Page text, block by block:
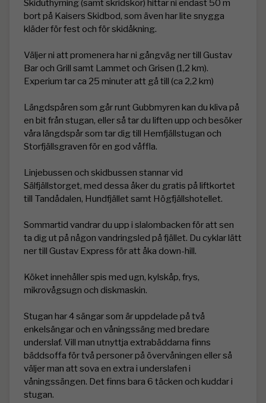
Skiduthyrning (samt skridskor) hittar ni endast 50 m
bort på Kaisers Skidbod, som även har lite snygga
kläder för fest och för skidåkning.
Väljer ni att promenera har ni gångväg ner till Gustav
Bar och Grill samt Lammet och Grisen (1,2 km).
Experium tar ca 25 minuter att gå till (ca 2,2 km)
Längdspåren som går runt Gubbmyren kan du kliva på
en bit från stugan, eller så tar du liften upp och besöker
våra längdspår som tar dig till Hemfjällstugan och
Storfjällsgraven för en god våffla.
Linjebussen och skidbussen stannar vid
Sälfjällstorget, med dessa åker du gratis på liftkortet
till Tandådalen, Hundfjället samt Högfjällshotellet.
Sommartid vandrar du upp i slalombacken för att sen
ta dig ut på någon vandringsled på fjället. Du cyklar lätt
ner till Gustav Express för att åka down-hill.
Köket innehåller spis med ugn, kylskåp, frys,
mikrovågsugn och diskmaskin.
Stugan har 4 sängar som är uppdelade på två
enkelsängar och en våningssäng med bredare
underslaf. Vill man utnyttja extrabäddarna finns
bäddsoffa för två personer på övervåningen eller så
väljer man att sova en extra i underslafen i
våningssängen. Det finns bara 6 täcken och kuddar i
stugan.